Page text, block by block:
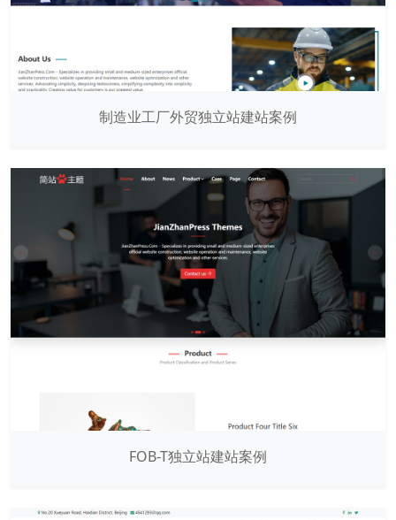
制造业工厂外贸独立站建站案例
FOB-T独立站建站案例